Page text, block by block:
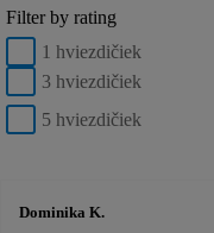
Filter by rating
1 hviezdičiek
3 hviezdičiek
5 hviezdičiek
Dominika K.